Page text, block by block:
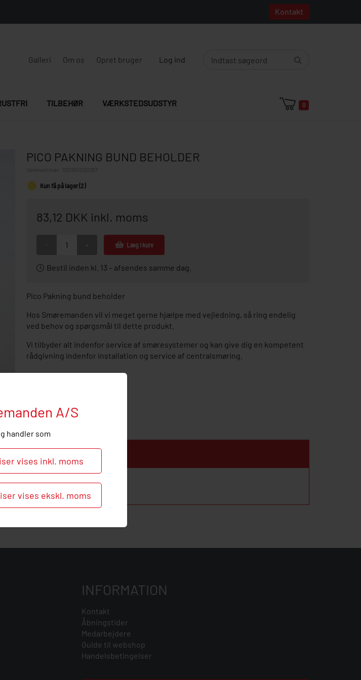
A/S
handler som
vises inkl. moms
vises ekskl. moms
Kontakt
Galleri Om os Opret bruger Log ind
TILBEHØR VÆRKSTEDSUDSTYR 0
PICO PAKNING BUND BEHOLDER
100150020167
Kun få på lager (2)
83,12 DKK inkl. moms
Læg i kurv
Bestil inden kl. 13 – afsendes samme dag.
Pico Pakning bund beholder
Hos Smøremanden vil vi meget gerne hjælpe med vejledning, så ring endelig
ved behov og spørgsmål til dette produkt.
Vi tilbyder alt indenfor service af smøresystemer og kan give dig en kompetent
rådgivning indenfor installation og service af centralsmøring.
INFORMATION
Kontakt
Åbningstider
Medarbejdere
Guide til webshop
Handelsbetingelser